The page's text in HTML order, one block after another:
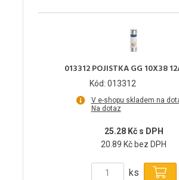
013312 POJISTKA GG 10X38
Kód: 013312
V e-shopu skladem na
Na dotaz
25.28 Kč s DPH
20.89 Kč bez DPH
ks